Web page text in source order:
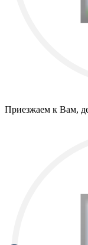
Приезжаем к Вам,